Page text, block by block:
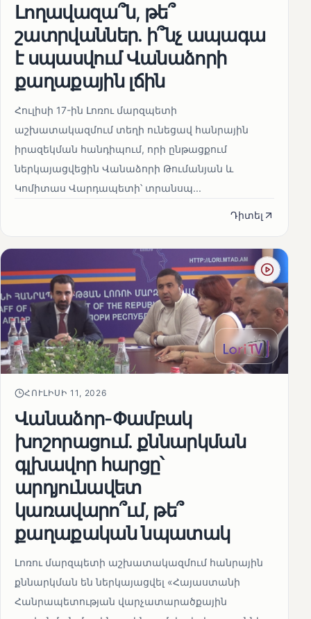
Լողավազա՞ն, թե՞
շատրվաններ. ի՞նչ ապագա
է սպասվում Վանաձորի
քաղաքային լճին
Հուլիսի 17-ին Լոռու մարզպետի
աշխատակազմում տեղի ունեցավ հանրային
իրազեկման հանդիպում, որի ընթացքում
ներկայացվեցին Վանաձորի Թումանյան և
Կոմիտաս Վարդապետի՝ տրանսպ...
Դիտել
ՀՈՒԼԻՍԻ 11, 2026
Վանաձոր-Փամբակ
խոշորացում. քննարկման
գլխավոր հարցը՝
արդյունավետ
կառավարո՞ւմ, թե՞
քաղաքական նպատակ
Լոռու մարզպետի աշխատակազմում հանրային
քննարկման են ներկայացվել «Հայաստանի
Հանրապետության վարչատարածքային